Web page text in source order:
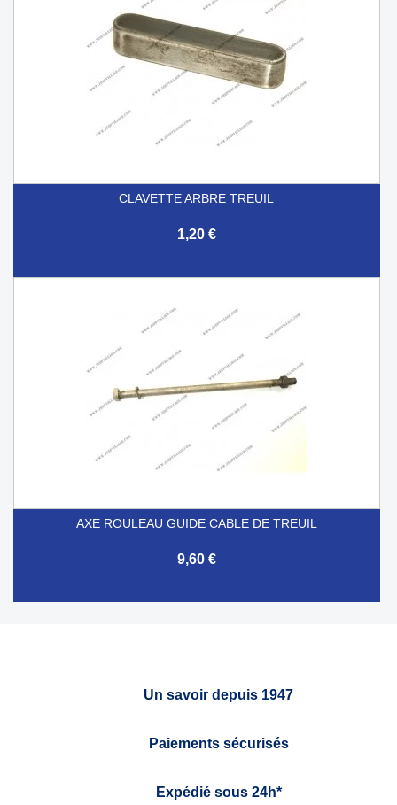
CLAVETTE ARBRE TREUIL
1,20 €
AXE ROULEAU GUIDE CABLE DE TREUIL
9,60 €
Un savoir depuis 1947
Paiements sécurisés
Expédié sous 24h*